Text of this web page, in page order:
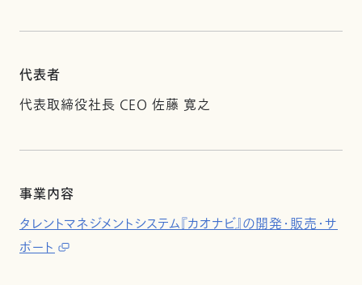
代表者
代表取締役社長 CEO 佐藤 寛之
事業内容
タレントマネジメントシステム『カオナビ』の開発・販売・サ
ポート